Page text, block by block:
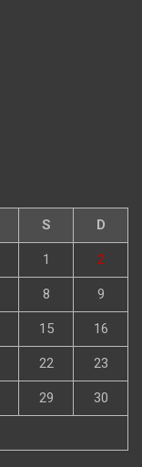
S D
1 2
8 9
15 16
22 23
29 30